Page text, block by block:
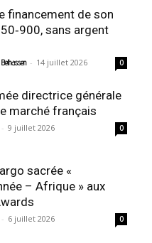
financement de son
sans argent
- 14 juillet 2026 0
directrice générale
marché français
- 9 juillet 2026 0
sacrée «
– Afrique » aux
- 6 juillet 2026 0